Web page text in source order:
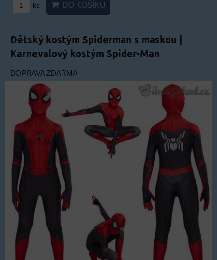
ks DO KOŠÍKU
Dětský kostým Spiderman s maskou |
Karnevalový kostým Spider-Man
DOPRAVA ZDARMA